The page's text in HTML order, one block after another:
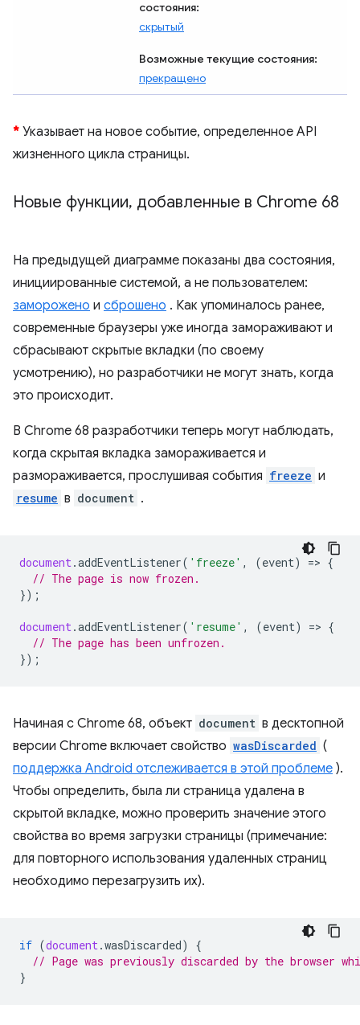
состояния:
скрытый
Возможные текущие состояния:
прекращено
* Указывает на новое событие, определенное API
жизненного цикла страницы.
Новые функции, добавленные в Chrome 68
На предыдущей диаграмме показаны два состояния,
инициированные системой, а не пользователем:
заморожено и сброшено . Как упоминалось ранее,
современные браузеры уже иногда замораживают и
сбрасывают скрытые вкладки (по своему
усмотрению), но разработчики не могут знать, когда
это происходит.
В Chrome 68 разработчики теперь могут наблюдать,
когда скрытая вкладка замораживается и
размораживается, прослушивая события freeze и
resume в document .
document .addEventListener( 'freeze' , (event) => {
// The page is now frozen.
});
document .addEventListener( 'resume' , (event) => {
// The page has been unfrozen.
});
Начиная с Chrome 68, объект document в десктопной
версии Chrome включает свойство wasDiscarded (
поддержка Android отслеживается в этой проблеме ).
Чтобы определить, была ли страница удалена в
скрытой вкладке, можно проверить значение этого
свойства во время загрузки страницы (примечание:
для повторного использования удаленных страниц
необходимо перезагрузить их).
if (document .wasDiscarded)
{
// Page was previously discarded by the browser
}